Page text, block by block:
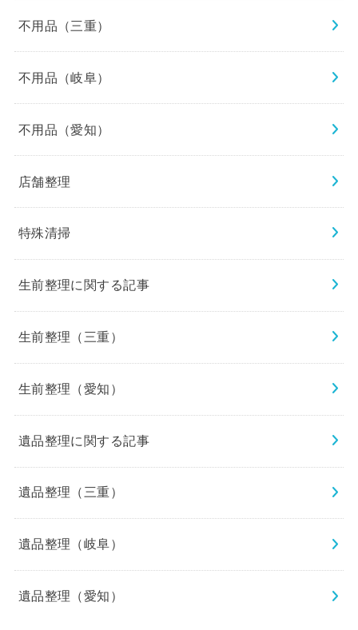
不用品（三重）
不用品（岐阜）
不用品（愛知）
店舗整理
特殊清掃
生前整理に関する記事
生前整理（三重）
生前整理（愛知）
遺品整理に関する記事
遺品整理（三重）
遺品整理（岐阜）
遺品整理（愛知）